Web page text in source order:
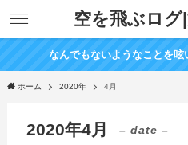
空を飛ぶログ
なんでもないようなことを
ホーム 2020年 4月
2020年4月 – date –